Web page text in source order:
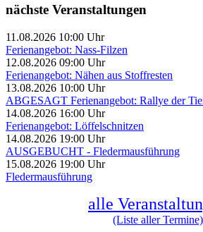
nächste Veranstaltungen
11.08.2026 10:00 Uhr
Ferienangebot: Nass-Filzen
12.08.2026 09:00 Uhr
Ferienangebot: Nähen aus Stoffresten
13.08.2026 10:00 Uhr
ABGESAGT Ferienangebot: Rallye der
14.08.2026 16:00 Uhr
Ferienangebot: Löffelschnitzen
14.08.2026 19:00 Uhr
AUSGEBUCHT - Fledermausführung
15.08.2026 19:00 Uhr
Fledermausführung
alle
(Liste aller Termine)